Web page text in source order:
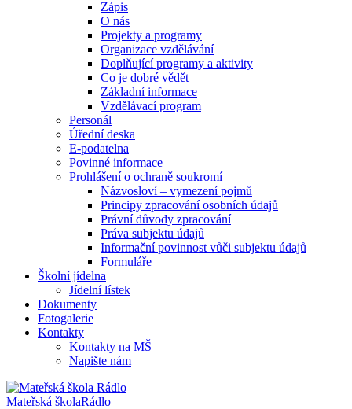
Zápis
O nás
Projekty a programy
Organizace vzdělávání
Doplňující programy a aktivity
Co je dobré vědět
Základní informace
Vzdělávací program
Personál
Úřední deska
E-podatelna
Povinné informace
Prohlášení o ochraně soukromí
Názvosloví – vymezení pojmů
Principy zpracování osobních údajů
Právní důvody zpracování
Práva subjektu údajů
Informační povinnost vůči subjektu údajů
Formuláře
Školní jídelna
Jídelní lístek
Dokumenty
Fotogalerie
Kontakty
Kontakty na MŠ
Napište nám
Mateřská školaRádlo